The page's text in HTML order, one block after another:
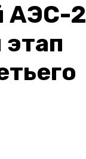
АЭС-2